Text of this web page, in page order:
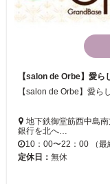
【salon de Orbe】愛ら
地下鉄御堂筋西中島
銀行を北へ…
10：00〜22：00 （最
定休日： 無休